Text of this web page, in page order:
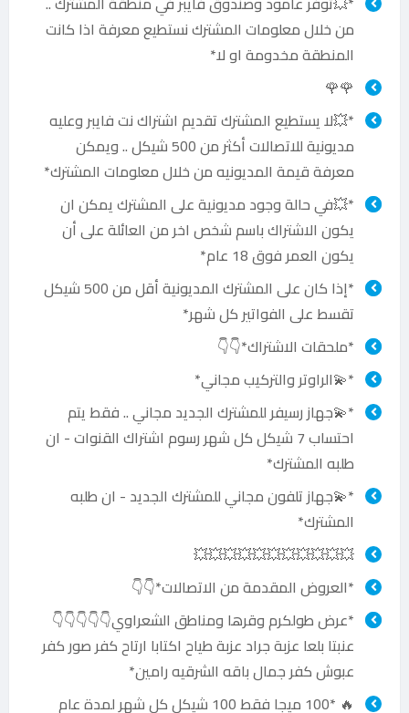
من خلال معلومات المشترك نستطيع معرفة اذا كانت
المنطقة مخدومة او لا*
🌹🌹
*💥لا يستطيع المشترك تقديم اشتراك نت فايبر وعليه
مديونية للاتصالات أكثر من 500 شيكل .. ويمكن
معرفة قيمة المديونيه من خلال معلومات المشترك*
*💥في حالة وجود مديونية على المشترك يمكن ان
يكون الاشتراك باسم شخص اخر من العائلة على أن
يكون العمر فوق 18 عام*
*إذا كان على المشترك المديونية أقل من 500 شيكل
تقسط على الفواتير كل شهر*
*ملحقات الاشتراك*👇👇
*💫الراوتر والتركيب مجاني*
*💫جهاز رسيفر للمشترك الجديد مجاني .. فقط يتم
احتساب 7 شيكل كل شهر رسوم اشتراك القنوات - ان
طلبه المشترك*
*💫جهاز تلفون مجاني للمشترك الجديد - ان طلبه
المشترك*
💥💥💥💥💥💥💥💥💥💥💥
*العروض المقدمة من الاتصالات*👇👇
*عرض طولكرم وقرها ومناطق الشعراوي👇👇👇👇👇
عنبتا بلعا عزبة جراد عزبة طياح اكتابا ارتاح كفر صور كفر
عبوش كفر جمال باقه الشرقيه رامين*
🔥 *100 ميجا فقط 100 شيكل كل شهر لمدة عام